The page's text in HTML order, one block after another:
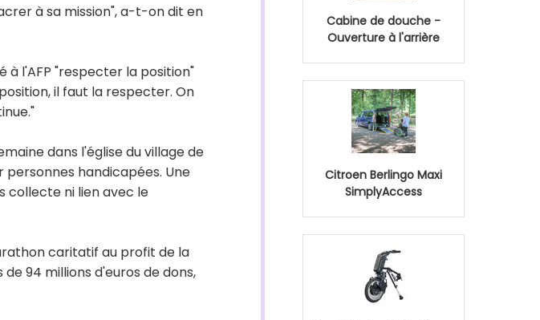
à sa mission", a-t-on dit en
à l'AFP "respecter la position"
il faut la respecter. On
dans l'église du village de
handicapées. Une
collecte ni lien avec le
caritatif au profit de la
94 millions d'euros de dons,
Cabine de douche -
Ouverture à l'arrière
Citroen Berlingo Maxi
SimplyAccess